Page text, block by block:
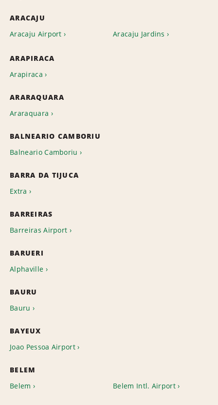
ARACAJU
Aracaju Airport
Aracaju Jardins
ARAPIRACA
Arapiraca
ARARAQUARA
Araraquara
BALNEARIO CAMBORIU
Balneario Camboriu
BARRA DA TIJUCA
Extra
BARREIRAS
Barreiras Airport
BARUERI
Alphaville
BAURU
Bauru
BAYEUX
Joao Pessoa Airport
BELEM
Belem
Belem Intl. Airport